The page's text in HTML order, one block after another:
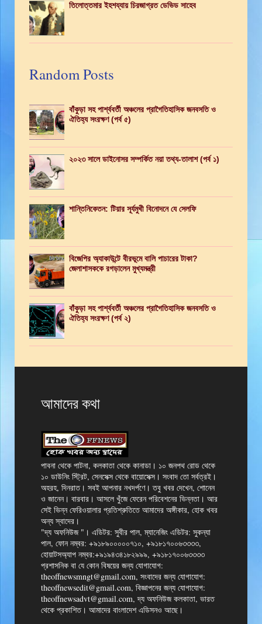
তিলোত্তমার ইহশয্যায় চিরজাগ্রত ডেভিড সাহেব
Random Posts
বাঁকুড়া সহ পার্শ্ববর্তী অঞ্চলের প্রাগৈতিহাসিক জনবসতি ও
ঐতিহ্য সংরক্ষণ (পর্ব ৫)
২০২৩ সালে ডাইনোসর সম্পর্কিত নয়া তথ্য-তালাশ (পর্ব ১)
শান্তিনিকেতন: টিয়ার সূর্যমুখী বিনোদনে যে সেলফি
বিজেপির অ্যাকাউন্টে বীরভূমে বালি পাচারের টাকা?
জেলাশাসককে রগড়ালেন মুখ্যমন্ত্রী
বাঁকুড়া সহ পার্শ্ববর্তী অঞ্চলের প্রাগৈতিহাসিক জনবসতি ও
ঐতিহ্য সংরক্ষণ (পর্ব ২)
আমাদের কথা
পাবনা থেকে পাটনা, কলকাতা থেকে কানাডা। ১০ জনপথ রোড থেকে
১০ ডাউনিং স্ট্রিট, সেনসেক্স থেকে বায়োসেক্স। সংবাদ তো সর্বত্রই।
অহরহ, দিনরাত। সবই আপনার নখদর্পণে। তবু খবর দেখেন, শোনেন
ও জানেন। বারবার। আসলে খুঁজে ফেরেন পরিবেশনের ভিন্নতা। আর
সেই ভিন্ন ফেরিওয়ালার প্রতিশ্রুতিতে আমাদের অঙ্গীকার, হোক খবর
অন্য স্বাদের।
"দ্য অফনিউজ "। এডিটর: সুবীর পাল, ম্যানেজিং এডিটর: সুকন্যা
পাল, ফোন নম্বর: +৯১৮৯০০০০০৭১০, +৯১৮১৭০০৬৩৩৩৩,
হোয়াটসঅ্যাপ নম্বর:+৯১৯৪৩৪১৮২৯৯৯, +৯১৮১৭০০৬৩৩৩৩
প্রশাসনিক বা যে কোন বিষয়ের জন্য যোগাযোগ:
theoffnewsmngt@gmail.com, সংবাদের জন্য যোগাযোগ:
theoffnewsedit@gmail.com, বিজ্ঞাপনের জন্য যোগাযোগ:
theoffnewsadvt@gmail.com, দ্য অফনিউজ কলকাতা, ভারত
থেকে প্রকাশিত। আমাদের বাংলাদেশ এডিসনও আছে।